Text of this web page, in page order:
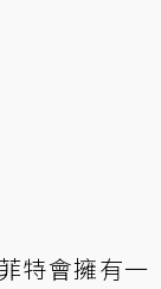
特會擁有一